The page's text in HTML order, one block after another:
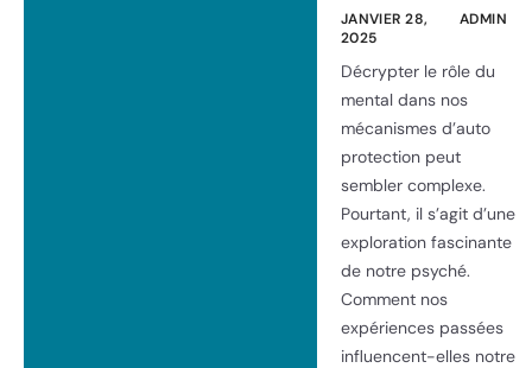
JANVIER 28,
2025
ADMIN
Décrypter le rôle du
mental dans nos
mécanismes d’auto
protection peut
sembler complexe.
Pourtant, il s’agit d’une
exploration fascinante
de notre psyché.
Comment nos
expériences passées
influencent-elles notre